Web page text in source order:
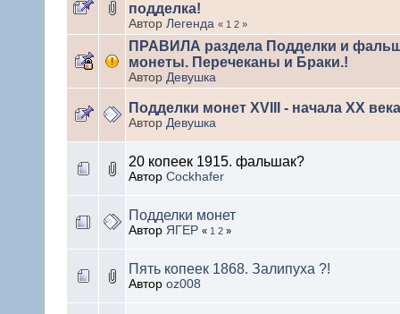
подделка!
Автор Легенда « 1 2 »
ПРАВИЛА раздела Подделки и
монеты. Перечеканы и Браки.!
Автор Девушка
Подделки монет XVIII - начала XX века
Автор Девушка
20 копеек 1915. фальшак?
Автор Cockhafer
Подделки монет
Автор ЯГЕР « 1 2 »
Пять копеек 1868. Залипуха ?!
Автор oz008